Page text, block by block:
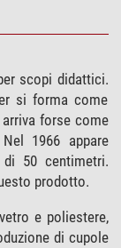
scopi didattici.
si forma come
forse come
1966 appare
50 centimetri.
prodotto.
e poliestere,
di cupole